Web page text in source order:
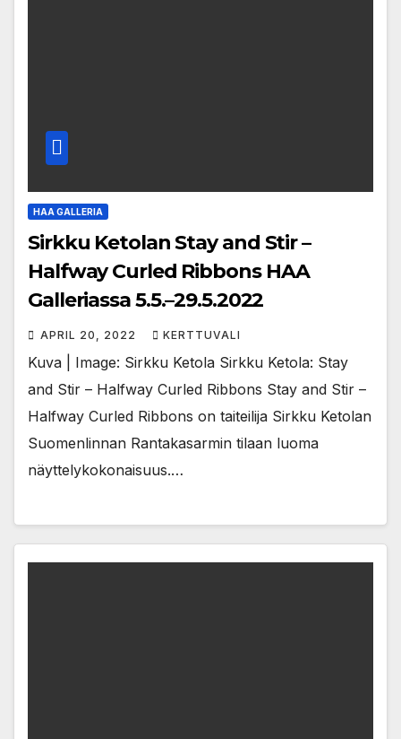
HAA GALLERIA
Sirkku Ketolan Stay and Stir –
Halfway Curled Ribbons HAA
Galleriassa 5.5.–29.5.2022
APRIL 20, 2022 KERTTUVALI
Kuva | Image: Sirkku Ketola Sirkku Ketola: Stay
and Stir – Halfway Curled Ribbons Stay and Stir –
Halfway Curled Ribbons on taiteilija Sirkku Ketolan
Suomenlinnan Rantakasarmin tilaan luoma
näyttelykokonaisuus.…